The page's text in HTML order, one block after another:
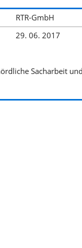
RTR-GmbH
29. 06. 2017
Sacharbeit